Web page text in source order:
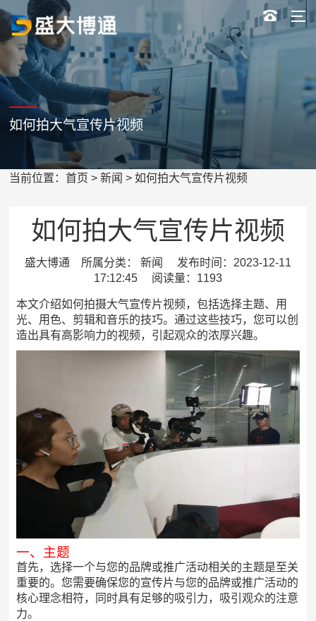
如何拍大气宣传片视频
当前位置：首页 >新闻 > 如何拍大气宣传片视频
如何拍大气宣传片视频
盛大博通 所属分类： 新闻 发布时间：2023-12-11
17:12:45 阅读量：1193
本文介绍如何拍摄大气宣传片视频，包括选择主题、用
光、用色、剪辑和音乐的技巧。通过这些技巧，您可以创
造出具有高影响力的视频，引起观众的浓厚兴趣。
一、主题
首先，选择一个与您的品牌或推广活动相关的主题是至关
重要的。您需要确保您的宣传片与您的品牌或推广活动的
核心理念相符，同时具有足够的吸引力，吸引观众的注意
力。